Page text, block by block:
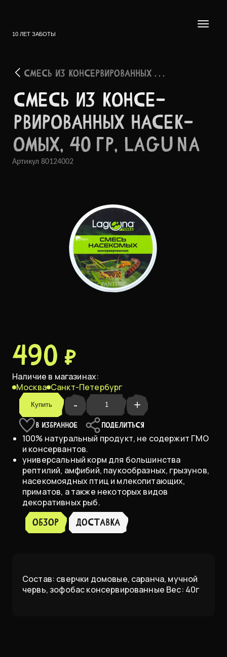
10 ЛЕТ ЗАБОТЫ
СМЕСЬ ИЗ КОНСЕРВИРОВАННЫХ . . .
СМЕСЬ ИЗ КОНСЕ­
РВИРО­ВАННЫХ НАСЕК­
ОМЫХ, 40 ГР, LAGUNA
Артикул 80124002
490 ₽
Наличие в магазинах:
Москва Санкт-Петербург
Купить - +
В ИЗБРАННОЕ ПОДЕЛИТЬСЯ
100% натуральный продукт, не содержит ГМО
и консервантов.
универсальный корм для большинства
рептилий, амфибий, паукообразных, грызунов,
насекомоядных птиц и млекопитающих,
приматов, а также некоторых видов
декоративных рыб.
Обзор доставка
Состав: сверчки домовые, саранча, мучной
червь, зофобас консервированные Вес: 40г